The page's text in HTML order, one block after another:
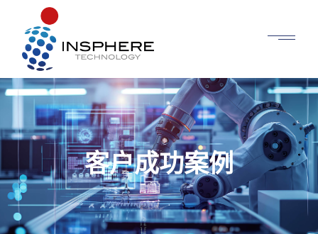
客户成功案例